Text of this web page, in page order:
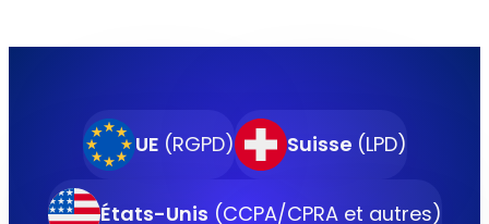
UE (RGPD) Suisse (LPD)
États-Unis (CCPA/CPRA et autres)